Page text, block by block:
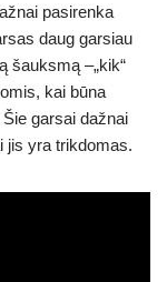
pasirenka
daug garsiau
šauksmą –„kik“
kai būna
garsai dažnai
jis yra trikdomas.